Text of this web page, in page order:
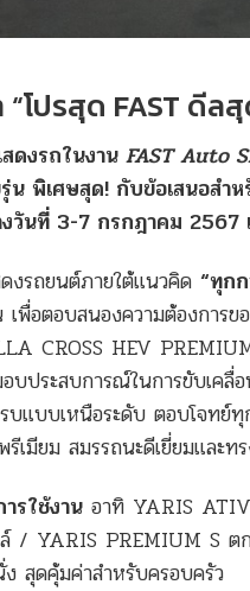
โปรสุด FAST ดีล
สดงรถในงาน FAST Auto
น พิเศษสุด! กับข้อเสนอสำ
นที่ 3-7 กรกฎาคม 2567
งรถยนต์ภายใต้แนวคิด “ทุก
พื่อตอบสนองความต้องการ
CROSS HEV
ประสบการณ์ในการขับเค
บบเหนือระดับ ตอบโจทย์
มียม สมรรถนะดีเยี่ยมและท
รใช้งาน อาทิ YARIS
/ YARIS PREMIUM S
สุดคุ้มค่าสำหรับครอบครัว